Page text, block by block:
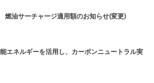
油サーチャージ適用額のお知らせ(変更)
エネルギーを活用し、カーボンニュートラル実